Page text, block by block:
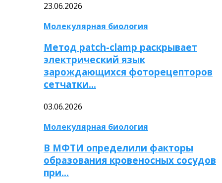
23.06.2026
Молекулярная биология
Метод patch-clamp раскрывает
электрический язык
зарождающихся фоторецепторов
сетчатки…
03.06.2026
Молекулярная биология
В МФТИ определили факторы
образования кровеносных сосудов
при…